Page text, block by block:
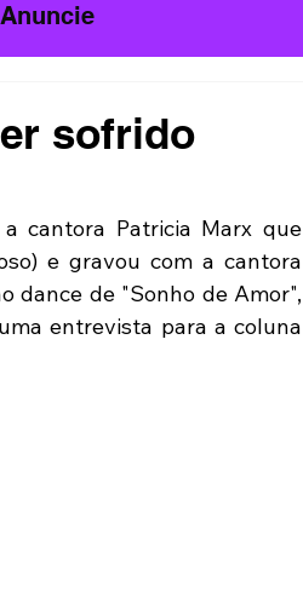
Anuncie
sofrido
cantora Patricia Marx que
e gravou com a cantora
dance de "Sonho de Amor",
entrevista para a coluna